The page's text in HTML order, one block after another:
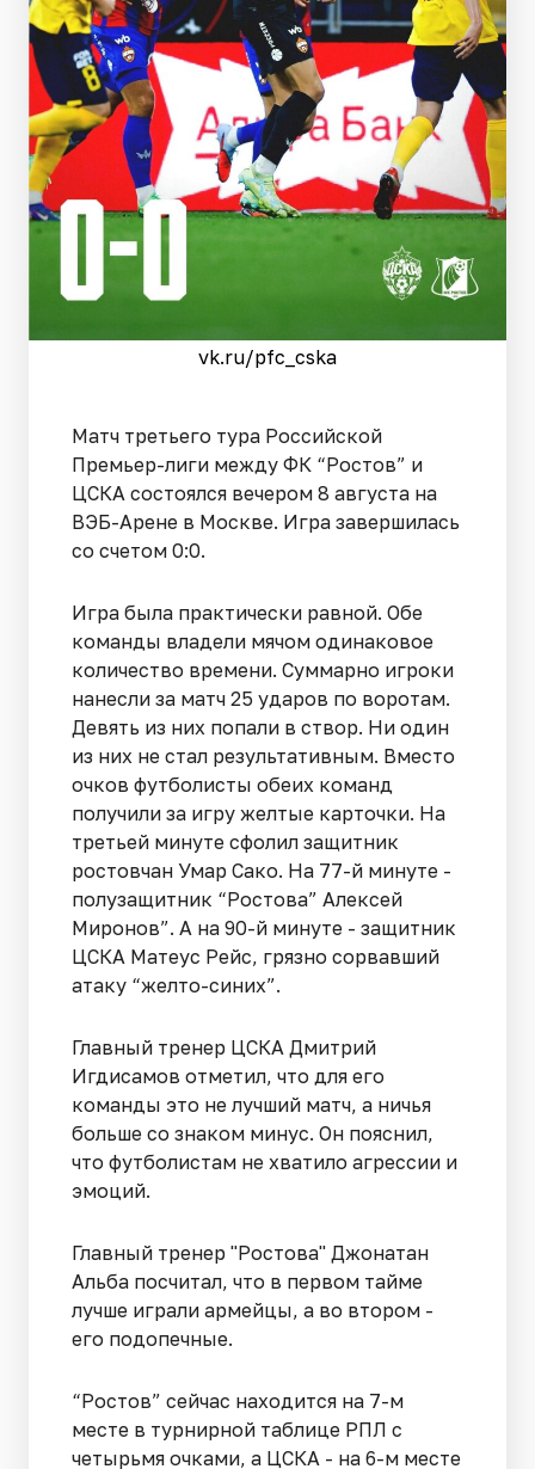
vk.ru/pfc_cska
Матч третьего тура Российской
Премьер-лиги между ФК “Ростов” и
ЦСКА состоялся вечером 8 августа на
ВЭБ-Арене в Москве. Игра завершилась
со счетом 0:0.
Игра была практически равной. Обе
команды владели мячом одинаковое
количество времени. Суммарно игроки
нанесли за матч 25 ударов по воротам.
Девять из них попали в створ. Ни один
из них не стал результативным. Вместо
очков футболисты обеих команд
получили за игру желтые карточки. На
третьей минуте сфолил защитник
ростовчан Умар Сако. На 77-й минуте -
полузащитник “Ростова” Алексей
Миронов”. А на 90-й минуте - защитник
ЦСКА Матеус Рейс, грязно сорвавший
атаку “желто-синих”.
Главный тренер ЦСКА Дмитрий
Игдисамов отметил, что для его
команды это не лучший матч, а ничья
больше со знаком минус. Он пояснил,
что футболистам не хватило агрессии и
эмоций.
Главный тренер "Ростова" Джонатан
Альба посчитал, что в первом тайме
лучше играли армейцы, а во втором -
его подопечные.
“Ростов” сейчас находится на 7-м
месте в турнирной таблице РПЛ с
четырьмя очками, а ЦСКА - на 6-м месте